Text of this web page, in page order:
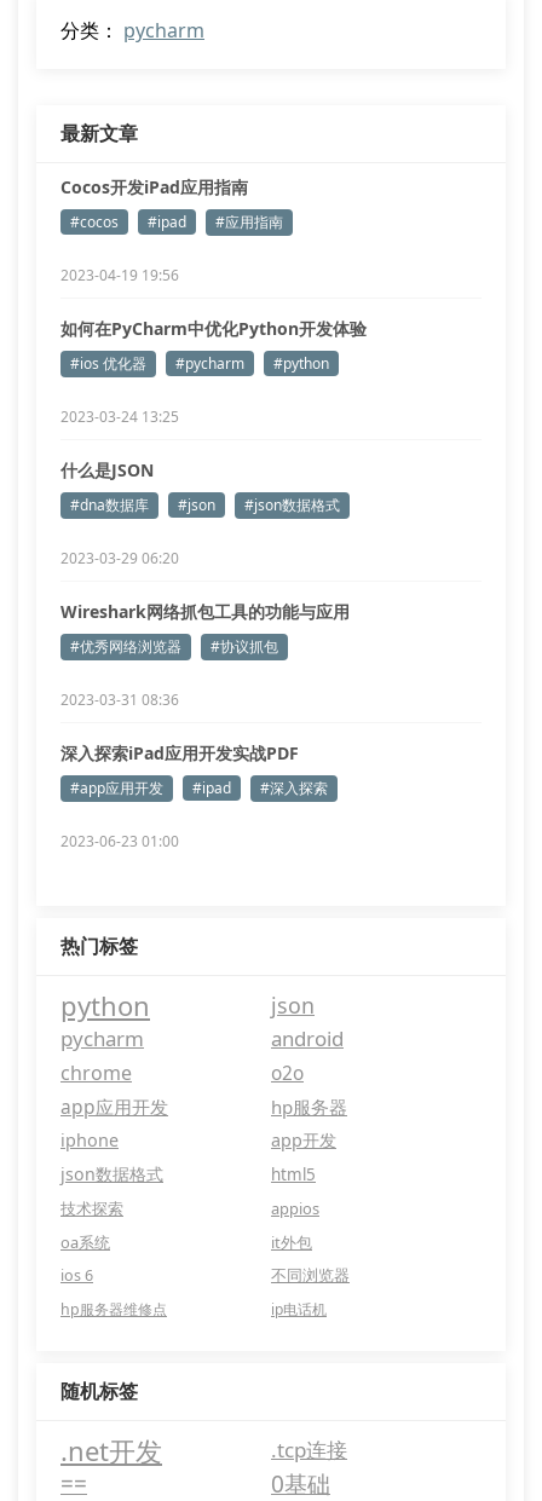
分类： pycharm
最新文章
Cocos开发iPad应用指南
#cocos #ipad #应用指南
2023-04-19 19:56
如何在PyCharm中优化Python开发体验
#ios 优化器 #pycharm #python
2023-03-24 13:25
什么是JSON
#dna数据库 #json #json数据格式
2023-03-29 06:20
Wireshark网络抓包工具的功能与应用
#优秀网络浏览器 #协议抓包
2023-03-31 08:36
深入探索iPad应用开发实战PDF
#app应用开发 #ipad #深入探索
2023-06-23 01:00
热门标签
python json
pycharm android
chrome
o2o
app应用开发
hp服务器
iphone
app开发
json数据格式
html5
技术探索
appios
oa系统
it外包
ios 6
不同浏览器
hp服务器维修点
ip电话机
随机标签
.net开发 .tcp连接
==
0基础